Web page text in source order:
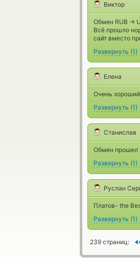
Виктор
Обмен RUB ->
Всё прошло
сайт вместо
Развернуть (1)
Елена
Очень хороший
Развернуть (1)
Станислав
Обмен прошел
Развернуть (1)
Руслан
Платов- the
Развернуть (1)
239 страниц: